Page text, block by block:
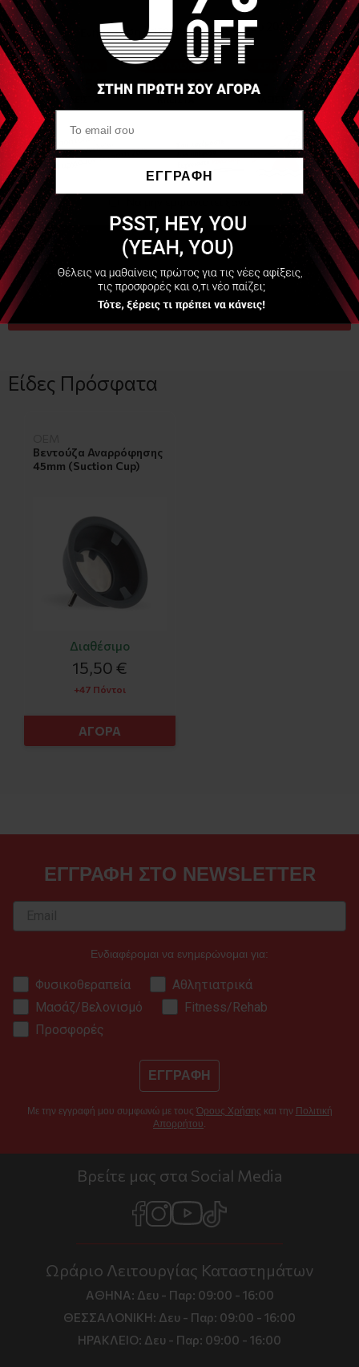
Διαθέσιμο
1,10 €
+4 Πόντοι
ΑΓΟΡΑ
Είδες Πρόσφατα
Βεντούζα Αναρρόφησης
45mm (Suction Cup)
Διαθέσιμο
15,50 €
+47 Πόντοι
ΑΓΟΡΑ
ΕΓΓΡΑΦΗ ΣΤΟ NEWSLETTER
Ενδιαφέρομαι να ενημερώνομαι για:
Φυσικοθεραπεία
Αθλητιατρικά
Μασάζ/Βελονισμό
Fitness/Rehab
Προσφορές
ΕΓΓΡΑΦΗ
Με την εγγραφή μου συμφωνώ με τους Όρους Χρήσης και την Πολιτική
Απορρήτου
Βρείτε μας στα Social Media
Ωράριο Λειτουργίας Καταστημάτων
ΑΘΗΝΑ: Δευ - Παρ: 09:00 - 16:00
ΘΕΣΣΑΛΟΝΙΚΗ: Δευ - Παρ: 09:00 - 16:00
ΗΡΑΚΛΕΙΟ: Δευ - Παρ: 09:00 - 16:00
ΕΓΓΡΑΦΗ